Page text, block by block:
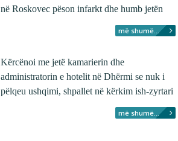
në Roskovec pëson infarkt dhe humb jetën
më shumë...
Kërcënoi me jetë kamarierin dhe
administratorin e hotelit në Dhërmi se nuk i
pëlqeu ushqimi, shpallet në kërkim ish-zyrtari
më shumë...